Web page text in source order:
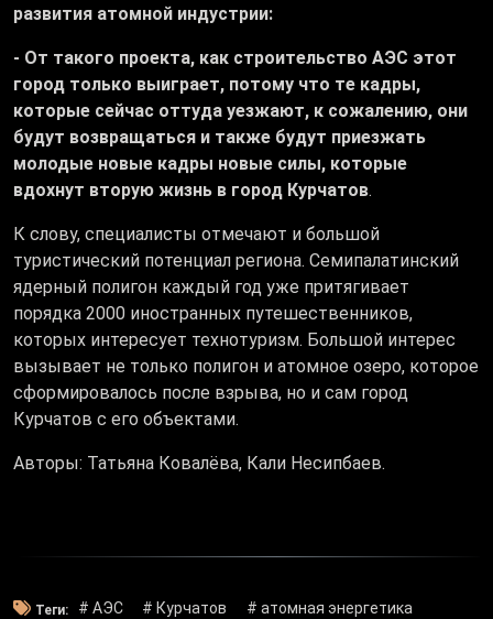
развития атомной индустрии:
- От такого проекта, как строительство АЭС этот
город только выиграет, потому что те кадры,
которые сейчас оттуда уезжают, к сожалению, они
будут возвращаться и также будут приезжать
молодые новые кадры новые силы, которые
вдохнут вторую жизнь в город Курчатов.
К слову, специалисты отмечают и большой
туристический потенциал региона. Семипалатинский
ядерный полигон каждый год уже притягивает
порядка 2000 иностранных путешественников,
которых интересует технотуризм. Большой интерес
вызывает не только полигон и атомное озеро, которое
сформировалось после взрыва, но и сам город
Курчатов с его объектами.
Авторы: Татьяна Ковалёва, Кали Несипбаев.
Теги: # АЭС # Курчатов
# атомная энергетика